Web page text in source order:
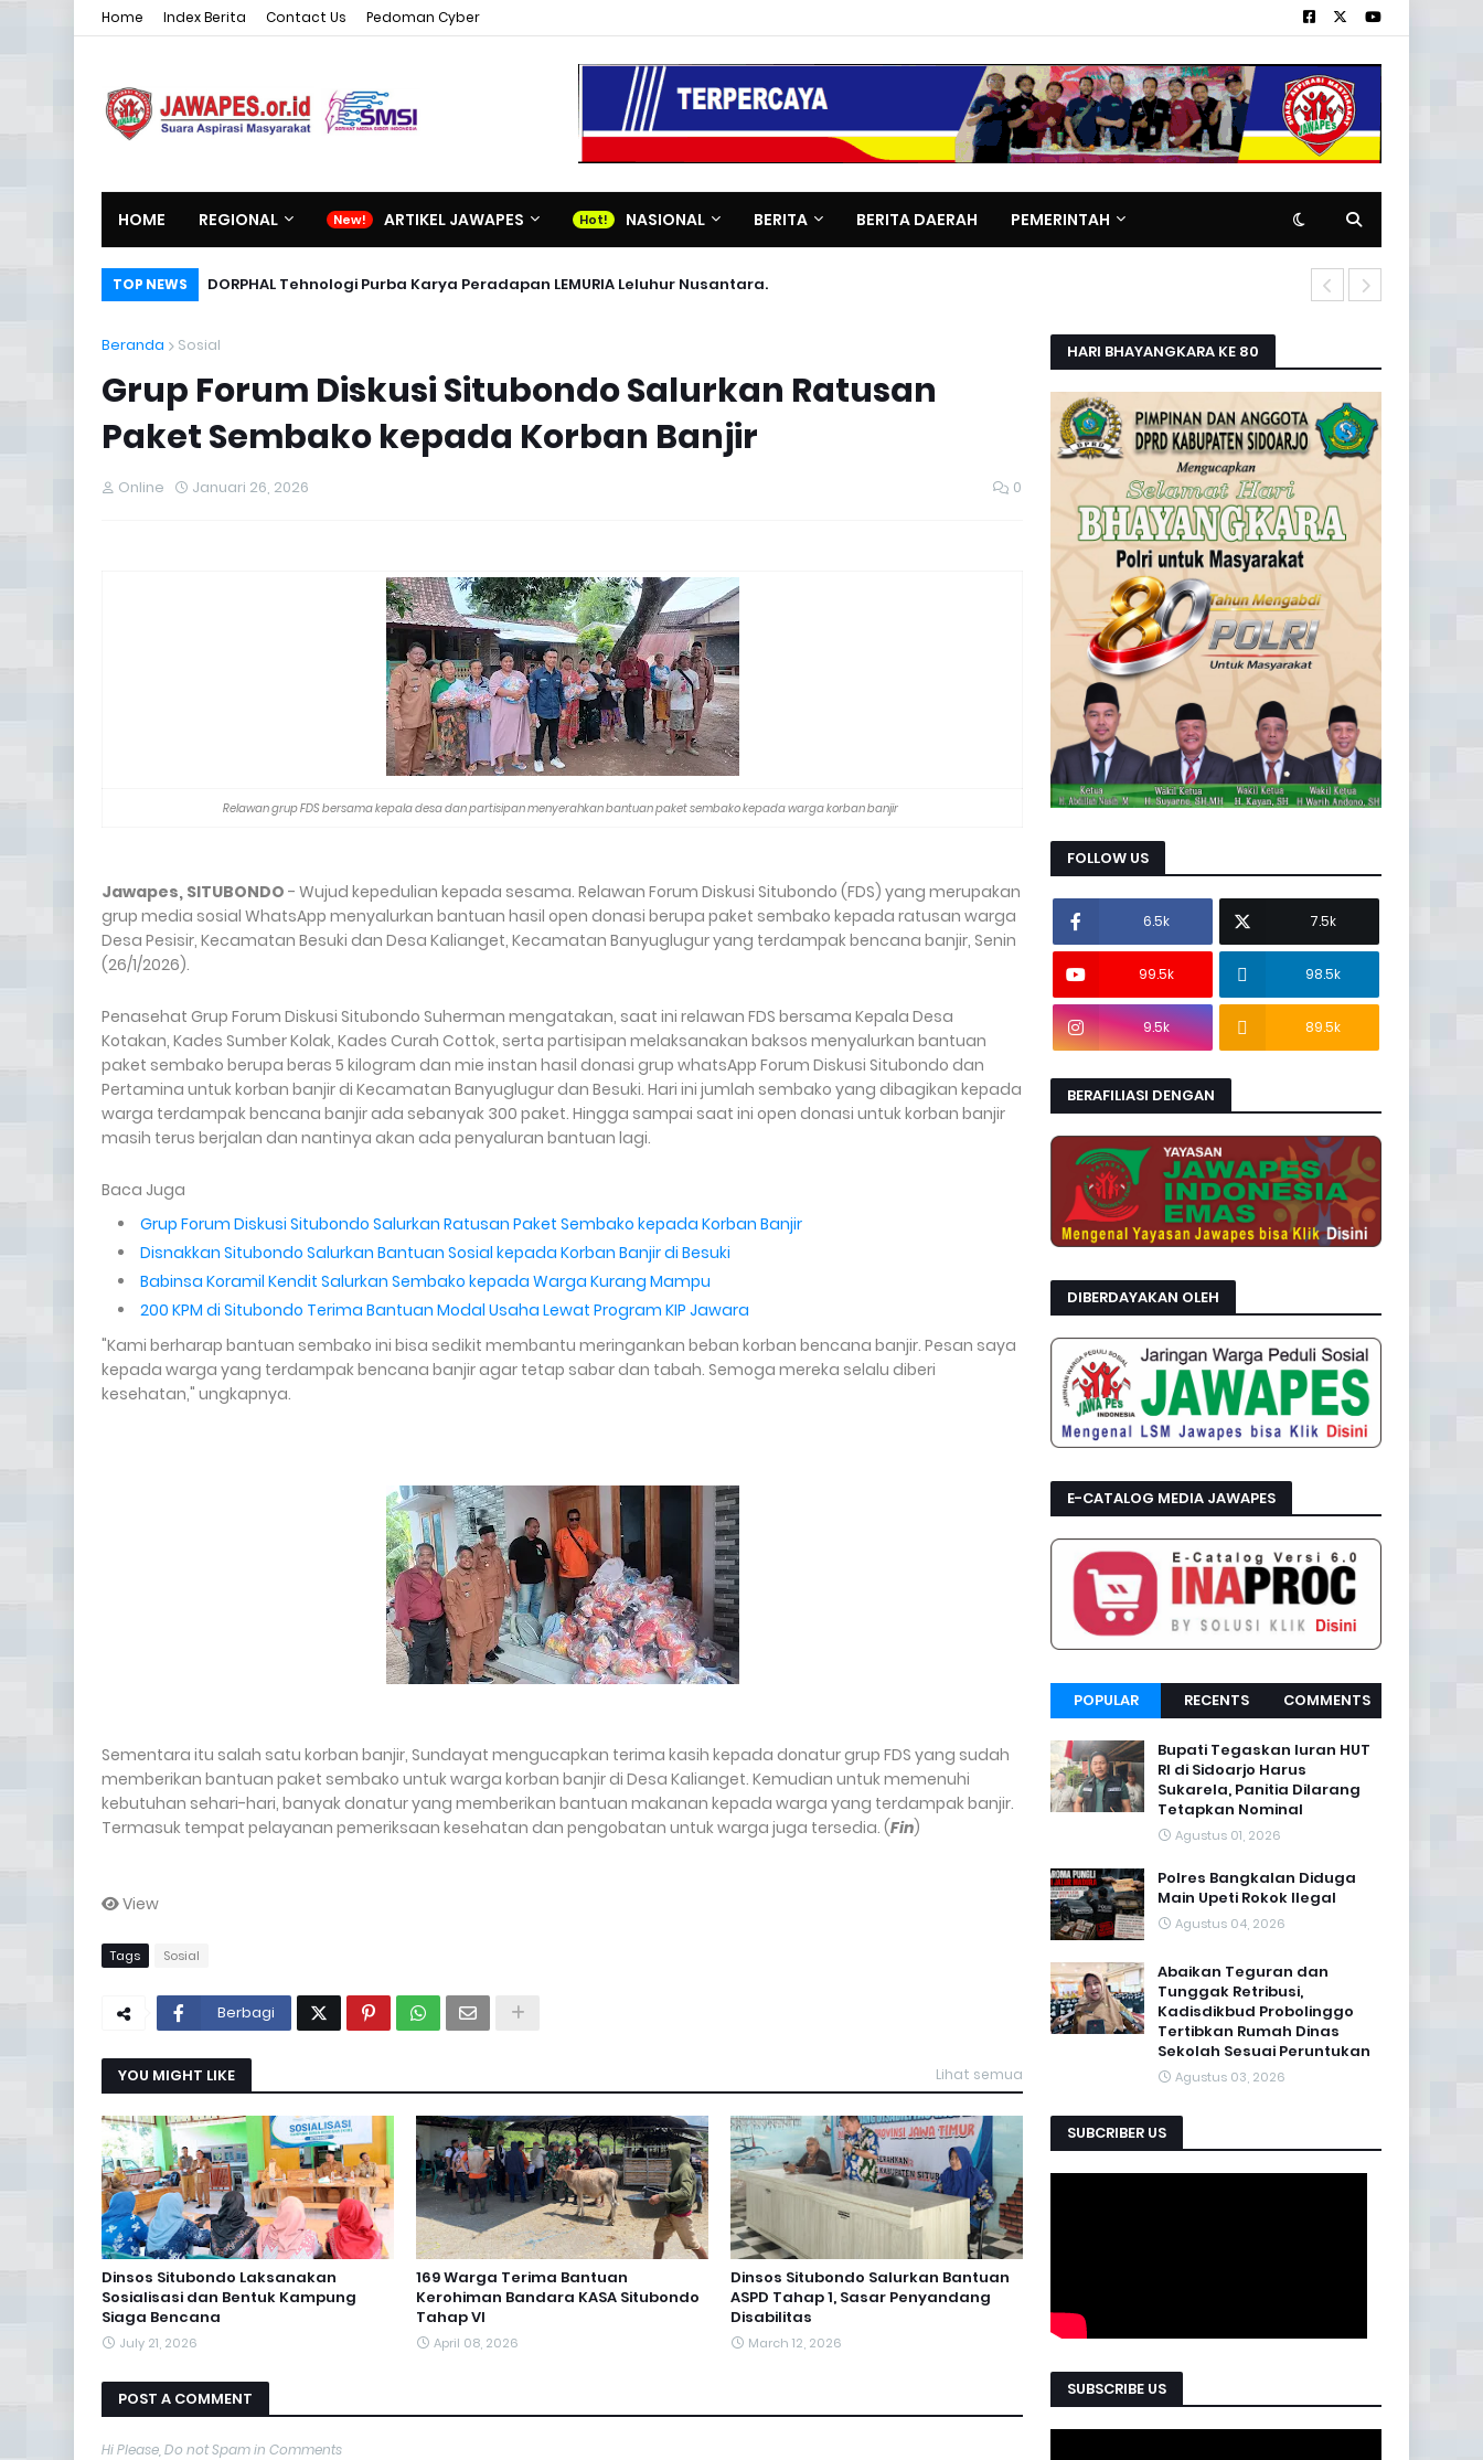
Home Index Berita Contact Us Pedoman Cyber
HOME REGIONAL ARTIKEL JAWAPES NASIONAL BERITA BERITA DAERAH PEMERINTAH
TOP NEWS DORPHAL Tehnologi Purba Karya Peradapan LEMURIA Leluhur Nusantara.
Beranda Sosial
Grup Forum Diskusi Situbondo Salurkan Ratusan
Paket Sembako kepada Korban Banjir
Online Januari 26, 2026 0
Relawan grup FDS bersama kepala desa dan partisipan menyerahkan bantuan paket sembako kepada warga korban banjir
Jawapes, SITUBONDO - Wujud kepedulian kepada sesama. Relawan Forum Diskusi Situbondo (FDS) yang merupakan
grup media sosial WhatsApp menyalurkan bantuan hasil open donasi berupa paket sembako kepada ratusan warga
Desa Pesisir, Kecamatan Besuki dan Desa Kalianget, Kecamatan Banyuglugur yang terdampak bencana banjir, Senin
(26/1/2026).
Penasehat Grup Forum Diskusi Situbondo Suherman mengatakan, saat ini relawan FDS bersama Kepala Desa
Kotakan, Kades Sumber Kolak, Kades Curah Cottok, serta partisipan melaksanakan baksos menyalurkan bantuan
paket sembako berupa beras 5 kilogram dan mie instan hasil donasi grup whatsApp Forum Diskusi Situbondo dan
Pertamina untuk korban banjir di Kecamatan Banyuglugur dan Besuki. Hari ini jumlah sembako yang dibagikan kepada
warga terdampak bencana banjir ada sebanyak 300 paket. Hingga sampai saat ini open donasi untuk korban banjir
masih terus berjalan dan nantinya akan ada penyaluran bantuan lagi.
Baca Juga
Grup Forum Diskusi Situbondo Salurkan Ratusan Paket Sembako kepada Korban Banjir
Disnakkan Situbondo Salurkan Bantuan Sosial kepada Korban Banjir di Besuki
Babinsa Koramil Kendit Salurkan Sembako kepada Warga Kurang Mampu
200 KPM di Situbondo Terima Bantuan Modal Usaha Lewat Program KIP Jawara
"Kami berharap bantuan sembako ini bisa sedikit membantu meringankan beban korban bencana banjir. Pesan saya
kepada warga yang terdampak bencana banjir agar tetap sabar dan tabah. Semoga mereka selalu diberi
kesehatan," ungkapnya.
Sementara itu salah satu korban banjir, Sundayat mengucapkan terima kasih kepada donatur grup FDS yang sudah
memberikan bantuan paket sembako untuk warga korban banjir di Desa Kalianget. Kemudian untuk memenuhi
kebutuhan sehari-hari, banyak donatur yang memberikan bantuan makanan kepada warga yang terdampak banjir.
Termasuk tempat pelayanan pemeriksaan kesehatan dan pengobatan untuk warga juga tersedia. (Fin)
View
Tags Sosial
Berbagi
YOU MIGHT LIKE Lihat semua
Dinsos Situbondo Laksanakan
Sosialisasi dan Bentuk Kampung
Siaga Bencana
July 21, 2026
169 Warga Terima Bantuan
Kerohiman Bandara KASA Situbondo
Tahap VI
April 08, 2026
Dinsos Situbondo Salurkan Bantuan
ASPD Tahap 1, Sasar Penyandang
Disabilitas
March 12, 2026
POST A COMMENT
Hi Please, Do not Spam in Comments
HARI BHAYANGKARA KE 80
FOLLOW US
6.5k 7.5k
99.5k 98.5k
9.5k 89.5k
BERAFILIASI DENGAN
DIBERDAYAKAN OLEH
E-CATALOG MEDIA JAWAPES
POPULAR RECENTS COMMENTS
Bupati Tegaskan Iuran HUT
RI di Sidoarjo Harus
Sukarela, Panitia Dilarang
Tetapkan Nominal
Agustus 01, 2026
Polres Bangkalan Diduga
Main Upeti Rokok Ilegal
Agustus 04, 2026
Abaikan Teguran dan
Tunggak Retribusi,
Kadisdikbud Probolinggo
Tertibkan Rumah Dinas
Sekolah Sesuai Peruntukan
Agustus 03, 2026
SUBCRIBER US
SUBSCRIBE US